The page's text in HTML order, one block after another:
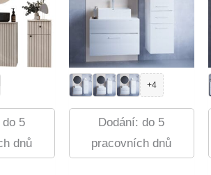
do 5
dnů
+4
Dodání: do 5
pracovních dnů